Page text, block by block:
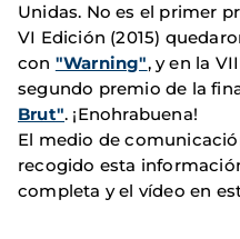
Unidas. No es el primer
VI Edición (2015)
con "Warning", y en la
segundo premio de la
Brut". ¡Enohrabuena!
El medio de
recogido esta
completa y el vídeo en